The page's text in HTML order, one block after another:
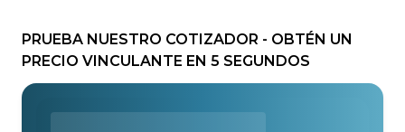
PRUEBA NUESTRO COTIZADOR - OBTÉN UN
PRECIO VINCULANTE EN 5 SEGUNDOS